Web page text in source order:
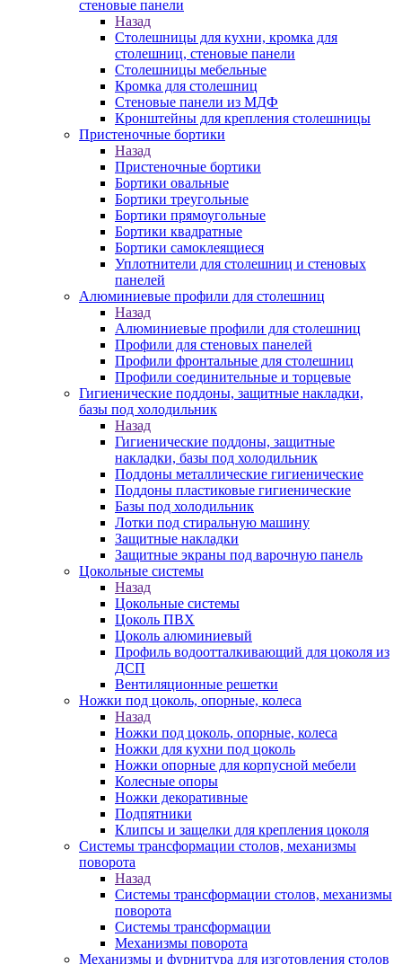
стеновые панели
Назад
Столешницы для кухни, кромка для
столешниц, стеновые панели
Столешницы мебельные
Кромка для столешниц
Стеновые панели из МДФ
Кронштейны для крепления столешницы
Пристеночные бортики
Назад
Пристеночные бортики
Бортики овальные
Бортики треугольные
Бортики прямоугольные
Бортики квадратные
Бортики самоклеящиеся
Уплотнители для столешниц и стеновых
панелей
Алюминиевые профили для столешниц
Назад
Алюминиевые профили для столешниц
Профили для стеновых панелей
Профили фронтальные для столешниц
Профили соединительные и торцевые
Гигиенические поддоны, защитные накладки,
базы под холодильник
Назад
Гигиенические поддоны, защитные
накладки, базы под холодильник
Поддоны металлические гигиенические
Поддоны пластиковые гигиенические
Базы под холодильник
Лотки под стиральную машину
Защитные накладки
Защитные экраны под варочную панель
Цокольные системы
Назад
Цокольные системы
Цоколь ПВХ
Цоколь алюминиевый
Профиль водоотталкивающий для цоколя из
ДСП
Вентиляционные решетки
Ножки под цоколь, опорные, колеса
Назад
Ножки под цоколь, опорные, колеса
Ножки для кухни под цоколь
Ножки опорные для корпусной мебели
Колесные опоры
Ножки декоративные
Подпятники
Клипсы и защелки для крепления цоколя
Системы трансформации столов, механизмы
поворота
Назад
Системы трансформации столов, механизмы
поворота
Системы трансформации
Механизмы поворота
Механизмы и фурнитура для изготовления столов